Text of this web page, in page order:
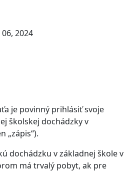
2024
je povinný prihlásiť svoje
školskej dochádzky v
„zápis“).
dochádzku v základnej škole v
má trvalý pobyt, ak pre